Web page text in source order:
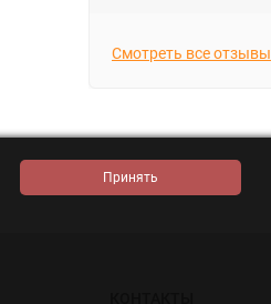
Смотреть все отзывы